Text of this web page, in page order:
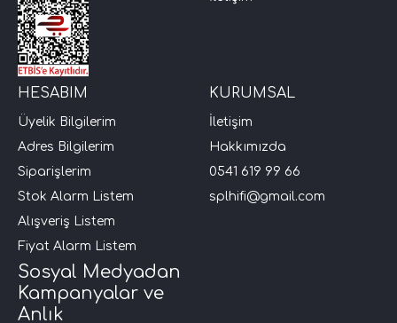
Performans)
HESABIM
Üyelik Bilgilerim
Adres Bilgilerim
Siparişlerim
Stok Alarm Listem
Alışveriş Listem
Fiyat Alarm Listem
KURUMSAL
İletişim
Hakkımızda
0541 619 99 66
splhifi@gmail.com
Sosyal Medyadan
Kampanyalar ve
Anlık